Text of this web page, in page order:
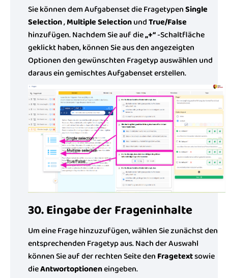
Sie können dem Aufgabenset die FragetypenSingle
Selection,Multiple SelectionundTrue/False
hinzufügen. Nachdem Sie auf die„+“-Schaltfläche
geklickt haben, können Sie aus den angezeigten
Optionen den gewünschten Fragetyp auswählen und
daraus ein gemischtes Aufgabenset erstellen.
30. Eingabe der Frageninhalte
Um eine Frage hinzuzufügen, wählen Sie zunächst den
entsprechenden Fragetyp aus. Nach der Auswahl
können Sie auf der rechten Seite den Fragetextsowie
dieAntwortoptioneneingeben.